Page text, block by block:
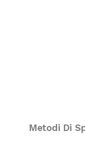
Metodi Di